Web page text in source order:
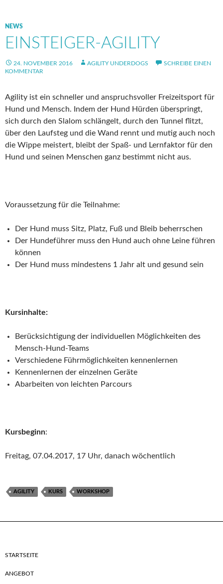
NEWS
EINSTEIGER-AGILITY
24. NOVEMBER 2016 AGILITY UNDERDOGS
SCHREIBE EINEN
KOMMENTAR
Agility ist ein schneller und anspruchsvoller Freizeitsport für
Hund und Mensch. Indem der Hund Hürden überspringt,
sich durch den Slalom schlängelt, durch den Tunnel flitzt,
über den Laufsteg und die Wand rennt und mutig auch noch
die Wippe meistert, bleibt der Spaß- und Lernfaktor für den
Hund und seinen Menschen ganz bestimmt nicht aus.
Voraussetzung für die Teilnahme:
Der Hund muss Sitz, Platz, Fuß und Bleib beherrschen
Der Hundeführer muss den Hund auch ohne Leine führen
können
Der Hund muss mindestens 1 Jahr alt und gesund sein
Kursinhalte:
Berücksichtigung der individuellen Möglichkeiten des
Mensch-Hund-Teams
Verschiedene Führmöglichkeiten kennenlernen
Kennenlernen der einzelnen Geräte
Abarbeiten von leichten Parcours
Kursbeginn:
Freitag, 07.04.2017, 17 Uhr, danach wöchentlich
AGILITY KURS WORKSHOP
STARTSEITE
ANGEBOT